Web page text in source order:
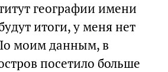
географии имени
итоги, у меня нет
моим данным, в
посетило больше